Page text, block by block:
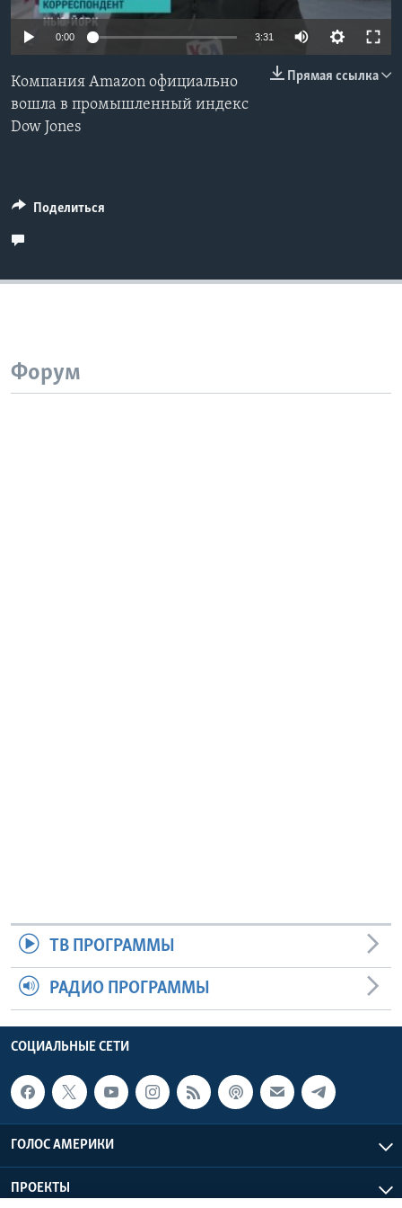
Learning English
СОЦИАЛЬНЫЕ СЕТИ
0:00 3:31
Прямая ссылка
Компания Amazon официально
вошла в промышленный индекс
Dow Jones
Поделиться
Форум
ТВ ПРОГРАММЫ
РАДИО ПРОГРАММЫ
СОЦИАЛЬНЫЕ СЕТИ
ГОЛОС АМЕРИКИ
ПРОЕКТЫ